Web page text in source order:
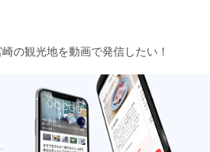
の観光地を動画で発信したい！